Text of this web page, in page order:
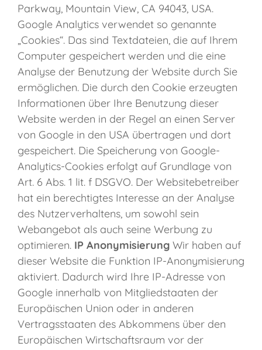
Parkway, Mountain View, CA 94043, USA.
Google Analytics verwendet so genannte
„Cookies“. Das sind Textdateien, die auf Ihrem
Computer gespeichert werden und die eine
Analyse der Benutzung der Website durch Sie
ermöglichen. Die durch den Cookie erzeugten
Informationen über Ihre Benutzung dieser
Website werden in der Regel an einen Server
von Google in den USA übertragen und dort
gespeichert. Die Speicherung von Google-
Analytics-Cookies erfolgt auf Grundlage von
Art. 6 Abs. 1 lit. f DSGVO. Der Websitebetreiber
hat ein berechtigtes Interesse an der Analyse
des Nutzerverhaltens, um sowohl sein
Webangebot als auch seine Werbung zu
optimieren. IP Anonymisierung Wir haben auf
dieser Website die Funktion IP-Anonymisierung
aktiviert. Dadurch wird Ihre IP-Adresse von
Google innerhalb von Mitgliedstaaten der
Europäischen Union oder in anderen
Vertragsstaaten des Abkommens über den
Europäischen Wirtschaftsraum vor der